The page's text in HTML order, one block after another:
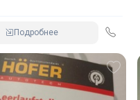
Подробнее